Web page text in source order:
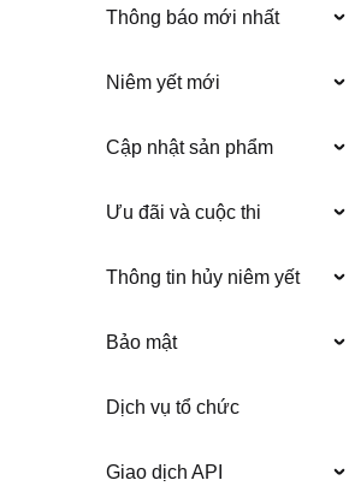
Thông báo mới nhất
Niêm yết mới
Cập nhật sản phẩm
Ưu đãi và cuộc thi
Thông tin hủy niêm yết
Bảo mật
Dịch vụ tổ chức
Giao dịch API